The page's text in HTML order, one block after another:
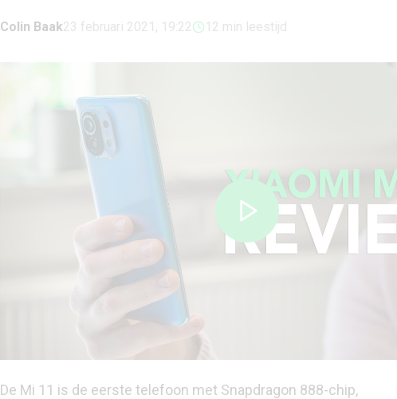
Colin Baak23 februari 2021, 19:22 12 min leestijd
De Mi 11 is de eerste telefoon met Snapdragon 888-chip,